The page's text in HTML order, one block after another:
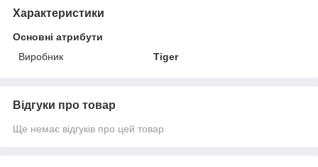
Характеристики
Основні атрибути
Виробник
Tiger
Відгуки про товар
Ще немає відгуків про цей товар